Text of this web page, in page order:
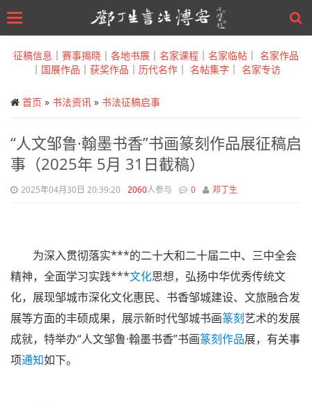
to
Toggle
征稿信息 ｜ 赛事揭晓 ｜ 各地书展 ｜ 名家课程 ｜ 名家临帖 ｜ 名家作品
｜ 国展作品 ｜ 获奖作品 ｜ 历代名作 ｜ 名帖集字 ｜ 名家专访
首页 » 书法资讯 » 书法征稿启事
“人文邹鲁·翰墨书香”书画篆刻作品展征稿启
事（2025年 5月 31日截稿）
2025年04月30日 20:39:20 2060人参与 0 邓丁生
为深入贯彻落实***的二十大和二十届二中、三中全会
精神，全面学习实践***文化思想，弘扬中华优秀传统文
化，展现邹城市深化文化惠民、书香邹城建设、文旅融合发
展等方面的丰硕成果，展示新时代邹城书画篆刻艺术的发展
成就，特举办“人文邹鲁·翰墨书香”书画篆刻作品展，有关事
项通知如下。